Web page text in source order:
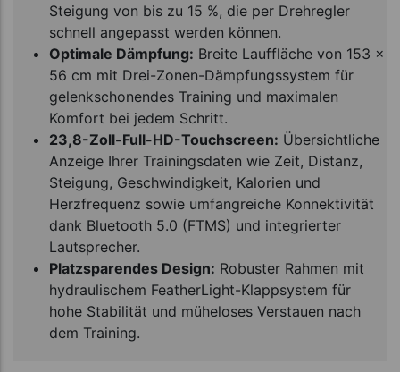
Steigung von bis zu 15 %, die per Drehregler
schnell angepasst werden können.
Optimale Dämpfung: Breite Lauffläche von 153 x
56 cm mit Drei-Zonen-Dämpfungssystem für
gelenkschonendes Training und maximalen
Komfort bei jedem Schritt.
23,8-Zoll-Full-HD-Touchscreen: Übersichtliche
Anzeige Ihrer Trainingsdaten wie Zeit, Distanz,
Steigung, Geschwindigkeit, Kalorien und
Herzfrequenz sowie umfangreiche Konnektivität
dank Bluetooth 5.0 (FTMS) und integrierter
Lautsprecher.
Platzsparendes Design: Robuster Rahmen mit
hydraulischem FeatherLight-Klappsystem für
hohe Stabilität und müheloses Verstauen nach
dem Training.